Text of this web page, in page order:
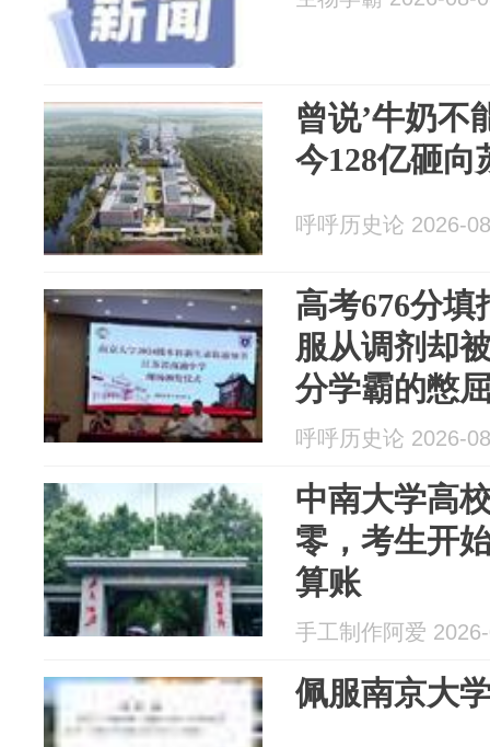
曾说’牛奶不
今128亿砸向
呼呼历史论 2026-
高考676分
服从调剂却
分学霸的憋
呼呼历史论 2026-
中南大学高
零，考生开
算账
手工制作阿爱
佩服南京大